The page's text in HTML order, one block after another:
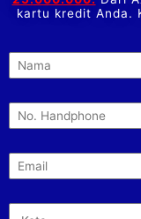
kartu kredit Anda.